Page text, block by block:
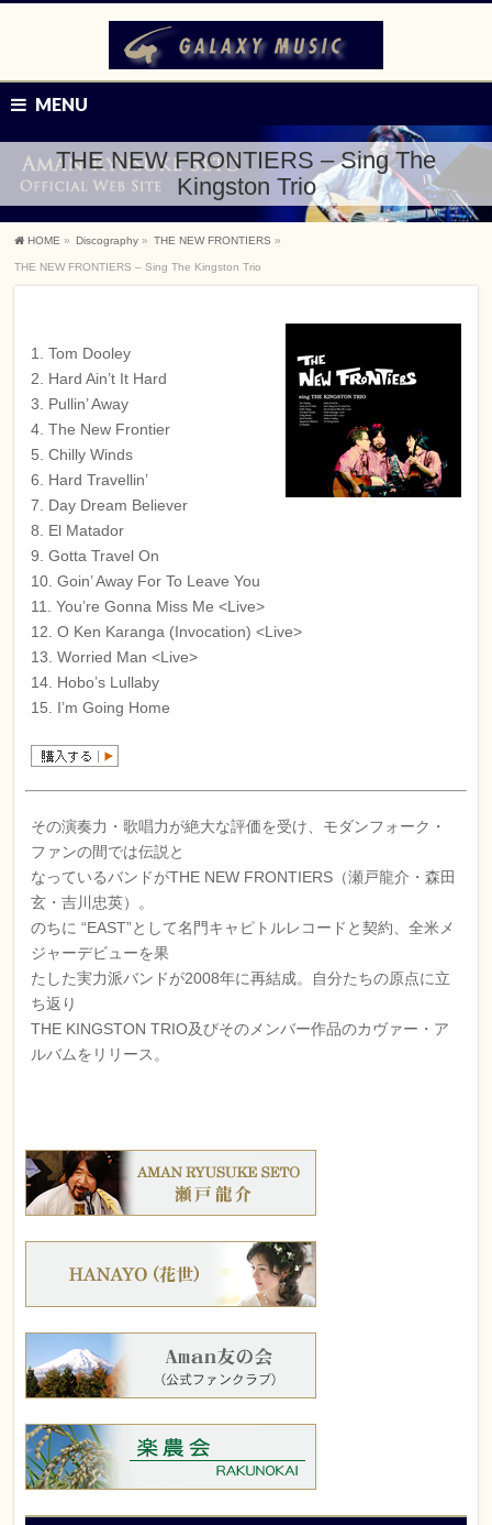
MENU
THE NEW FRONTIERS – Sing The
Kingston Trio
HOME » Discography » THE NEW FRONTIERS »
THE NEW FRONTIERS – Sing The Kingston Trio
1. Tom Dooley
2. Hard Ain’t It Hard
3. Pullin’ Away
4. The New Frontier
5. Chilly Winds
6. Hard Travellin’
7. Day Dream Believer
8. El Matador
9. Gotta Travel On
10. Goin’ Away For To Leave You
11. You’re Gonna Miss Me <Live>
12. O Ken Karanga (Invocation) <Live>
13. Worried Man <Live>
14. Hobo’s Lullaby
15. I’m Going Home
その演奏力・歌唱力が絶大な評価を受け、モダンフォーク・
ファンの間では伝説と
なっているバンドがTHE NEW FRONTIERS（瀬戸龍介・森田
玄・吉川忠英）。
のちに “EAST”として名門キャピトルレコードと契約、全米メ
ジャーデビューを果
たした実力派バンドが2008年に再結成。自分たちの原点に立
ち返り
THE KINGSTON TRIO及びそのメンバー作品のカヴァー・ア
ルバムをリリース。